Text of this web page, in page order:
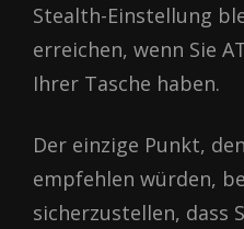
Stealth-Einstellung
erreichen, wenn Sie
Ihrer Tasche haben.
Der einzige Punkt,
empfehlen würden,
sicherzustellen, dass